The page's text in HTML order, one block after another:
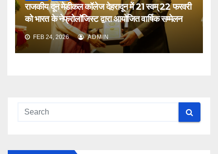
राजकीय दून मेडीकल कॉलेज देहरादून में 21 स्वम् 22 फरवरी
को भारत के नेफ्रोलॉजिस्ट द्वारा आयोजित वार्षिक सम्मेलन
FEB 24, 2026 ADMIN